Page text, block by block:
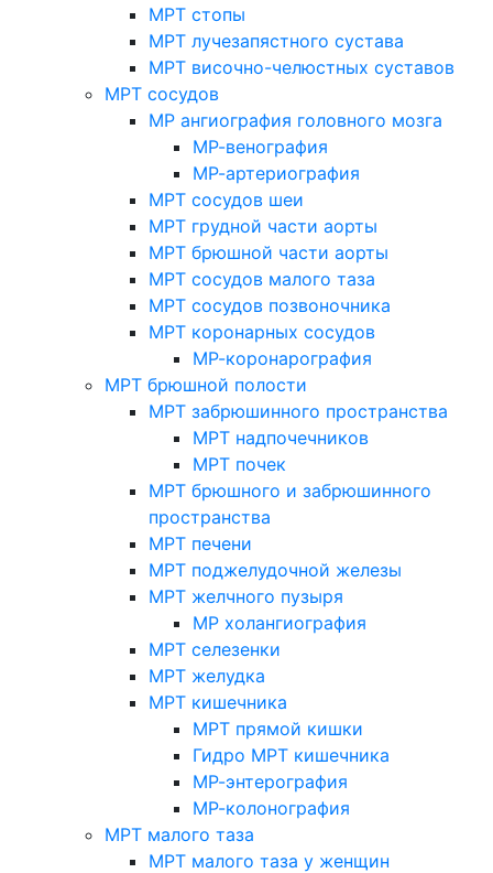
МРТ стопы
МРТ лучезапястного сустава
МРТ височно-челюстных суставов
МРТ сосудов
МР ангиография головного мозга
МР-венография
МР-артериография
МРТ сосудов шеи
МРТ грудной части аорты
МРТ брюшной части аорты
МРТ сосудов малого таза
МРТ сосудов позвоночника
МРТ коронарных сосудов
МР-коронарография
МРТ брюшной полости
МРТ забрюшинного пространства
МРТ надпочечников
МРТ почек
МРТ брюшного и забрюшинного
пространства
МРТ печени
МРТ поджелудочной железы
МРТ желчного пузыря
МР холангиография
МРТ селезенки
МРТ желудка
МРТ кишечника
МРТ прямой кишки
Гидро МРТ кишечника
МР-энтерография
МР-колонография
МРТ малого таза
МРТ малого таза у женщин